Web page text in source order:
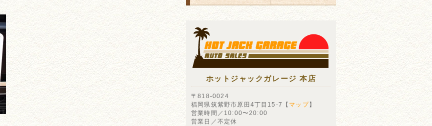
ホットジャックガレージ 本店
〒818-0024
福岡県筑紫野市原田4丁目15-7【 マップ】
営業時間／10:00〜20:00
営業日／不定休